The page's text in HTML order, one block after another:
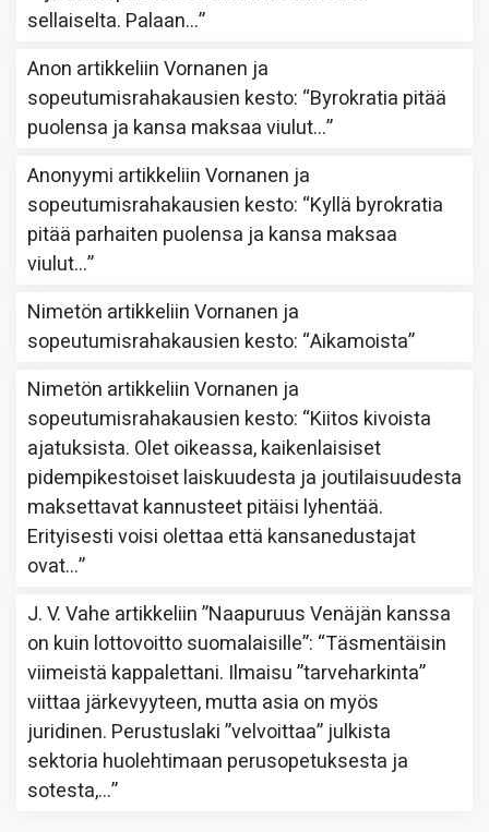
sellaiselta. Palaan…”
Anon artikkeliinVornanen ja
sopeutumisrahakausien kesto: “Byrokratia pitää
puolensa ja kansa maksaa viulut…”
Anonyymi artikkeliinVornanen ja
sopeutumisrahakausien kesto: “Kyllä byrokratia
pitää parhaiten puolensa ja kansa maksaa
viulut…”
Nimetön artikkeliinVornanen ja
sopeutumisrahakausien kesto: “Aikamoista”
Nimetön artikkeliinVornanen ja
sopeutumisrahakausien kesto: “Kiitos kivoista
ajatuksista. Olet oikeassa, kaikenlaisiset
pidempikestoiset laiskuudesta ja joutilaisuudesta
maksettavat kannusteet pitäisi lyhentää.
Erityisesti voisi olettaa että kansanedustajat
ovat…”
J. V. Vahe artikkeliin”Naapuruus Venäjän kanssa
on kuin lottovoitto suomalaisille”: “Täsmentäisin
viimeistä kappalettani. Ilmaisu ”tarveharkinta”
viittaa järkevyyteen, mutta asia on myös
juridinen. Perustuslaki ”velvoittaa” julkista
sektoria huolehtimaan perusopetuksesta ja
sotesta,…”